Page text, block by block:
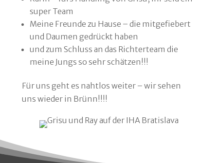
super Team
Meine Freunde zu Hause – die mitgefiebert
und Daumen gedrückt haben
und zum Schluss an das Richterteam die
meine Jungs so sehr schätzen!!!
Für uns geht es nahtlos weiter – wir sehen
uns wieder in Brünn!!!!